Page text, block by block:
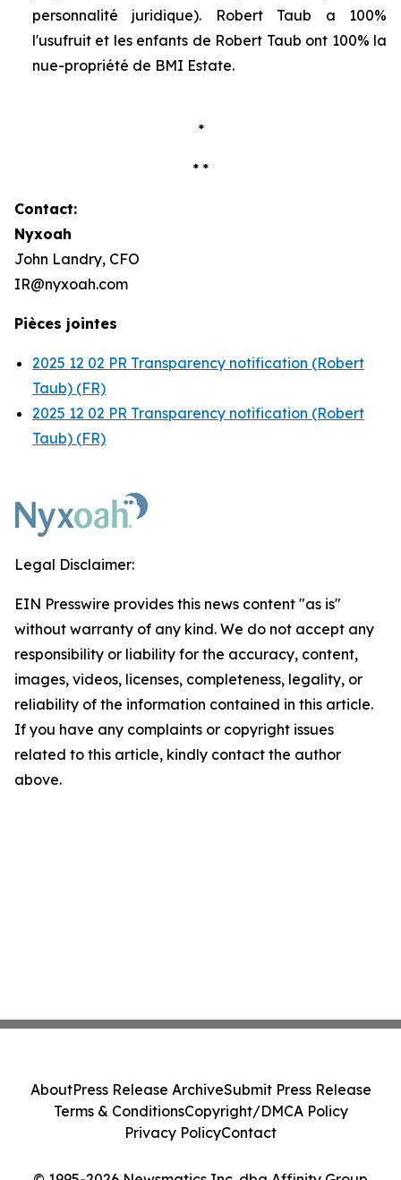
personnalité juridique). Robert Taub a 100%
l'usufruit et les enfants de Robert Taub ont 100% la
nue-propriété de BMI Estate.
*
* *
Contact:
Nyxoah
John Landry, CFO
IR@nyxoah.com
Pièces jointes
2025 12 02 PR Transparency notification (Robert
Taub) (FR)
2025 12 02 PR Transparency notification (Robert
Taub) (FR)
Legal Disclaimer:
EIN Presswire provides this news content "as is"
without warranty of any kind. We do not accept any
responsibility or liability for the accuracy, content,
images, videos, licenses, completeness, legality, or
reliability of the information contained in this article.
If you have any complaints or copyright issues
related to this article, kindly contact the author
above.
AboutPress Release ArchiveSubmit Press Release
Terms & ConditionsCopyright/DMCA Policy
Privacy PolicyContact